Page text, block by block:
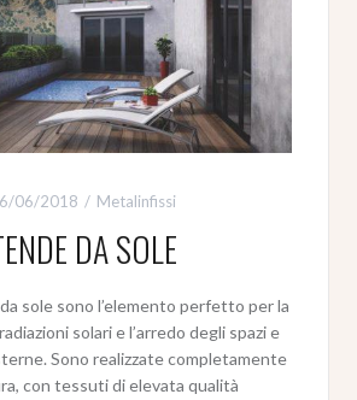
06/2018 Metalinfissi
DA SOLE
sole sono l’elemento perfetto per la
solari e l’arredo degli spazi e
Sono realizzate completamente
con tessuti di elevata qualità